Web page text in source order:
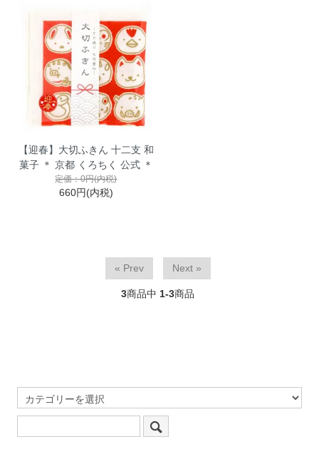
【迎春】大切ふきん 十二支 和
菓子 ＊ 京都 くろちく 公式 ＊
定価：0円(内税)
660円(内税)
« Prev Next »
3商品中 1-3商品